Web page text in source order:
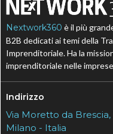
Nextwork360 è il più
B2B dedicati ai temi della
Imprenditoriale. Ha la
imprenditoriale nelle
Indirizzo
Via Moretto da Brescia,
Milano - Italia